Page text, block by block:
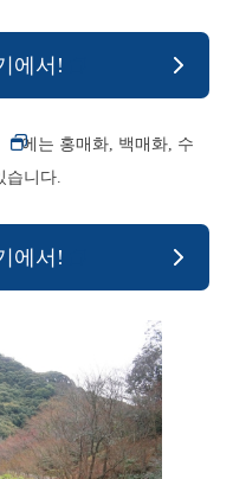
에서!
에는 홍매화, 백매화, 수
습니다.
에서!